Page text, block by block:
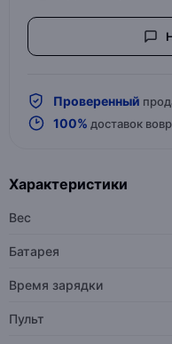
Проверенный
100% доставок
Характеристики
Вес
Батарея
Время зарядки
Пульт